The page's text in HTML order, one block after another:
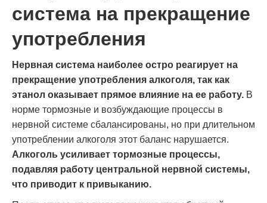
система на прекращение
употребления
Нервная система наиболее остро реагирует на
прекращение употребления алкоголя, так как
этанол оказывает прямое влияние на ее работу. В
норме тормозные и возбуждающие процессы в
нервной системе сбалансированы, но при длительном
употреблении алкоголя этот баланс нарушается.
Алкоголь усиливает тормозные процессы,
подавляя работу центральной нервной системы,
что приводит к привыканию.